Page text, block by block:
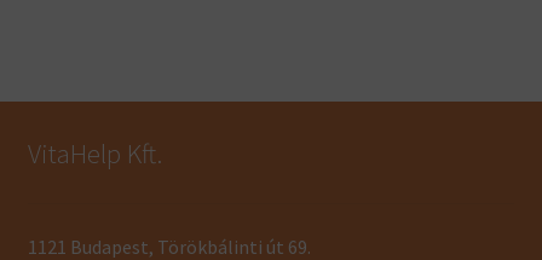
VitaHelp Kft.
1121 Budapest, Törökbálinti út 69.